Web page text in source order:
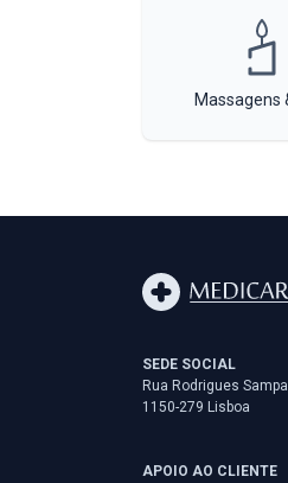
Massagens
SEDE SOCIAL
Rua Rodrigues
1150-279 Lisboa
APOIO AO CLIENTE